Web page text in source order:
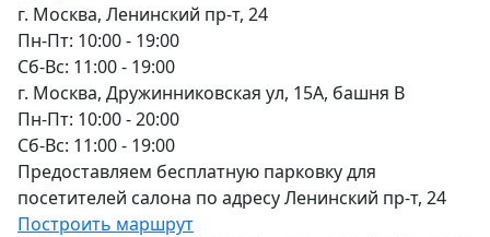
г. Москва, Ленинский пр-т, 24
Пн-Пт: 10:00 - 19:00
Сб-Вс: 11:00 - 19:00
г. Москва, Дружинниковская ул, 15А, башня В
Пн-Пт: 10:00 - 20:00
Сб-Вс: 11:00 - 19:00
Предоставляем бесплатную парковку для
посетителей салона по адресу Ленинский пр-т, 24
Построить маршрут